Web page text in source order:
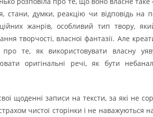
думки, реакцію чи відповідь на
жанрів, особливий тип твору,
творчості, власної фантазії. Але
те, як використовувати власну
оригінальні речі, як бути
щоденні записи на тексти, за які не
чистої сторінки і не наважуються